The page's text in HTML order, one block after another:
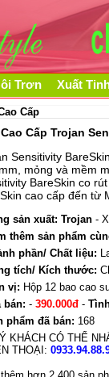
Trơn Xuất
Cấp
Cấp Trojan
Sensitivity
mỏng và mềm
BareSkin co
cao cấp đến từ
sản xuất: Trojan -
thêm sản phẩm
phần/ Chất liệu:
tích/ Kích thước:
vị: Hộp 12 bao cao
bán: - 390.000đ -
phẩm đã bán: 168
KHÁCH CÓ THỂ
THOẠI: